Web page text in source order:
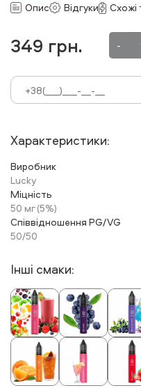
Опис
Відгуки Схожі
349 грн. -
Характеристики:
Виробник
Lucky
Міцність
50 мг (5%)
Співвідношення PG/VG
50/50
Інші смаки: